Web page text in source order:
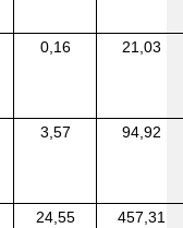
0,16 21,03
3,57 94,92
24,55 457,31